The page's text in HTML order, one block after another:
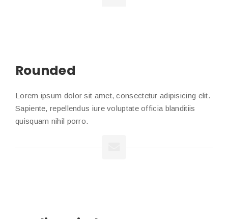
Rounded
Lorem ipsum dolor sit amet, consectetur adipisicing elit.
Sapiente, repellendus iure voluptate officia blanditiis
quisquam nihil porro.